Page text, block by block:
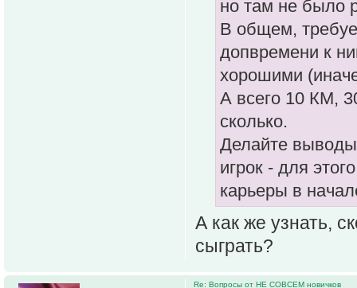
но там не было
В общем,
допвремени к
хорошими
А всего 10 КМ,
сколько.
Делайте
игрок - для
карьеры в
А как же узнать,
сыграть?
Re: Вопросы от НЕ СОВСЕМ новичков